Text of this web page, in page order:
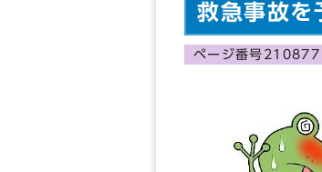
救急事故を
ページ番号210877